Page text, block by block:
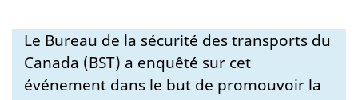
Le Bureau de la sécurité des transports du
Canada (BST) a enquêté sur cet
événement dans le but de promouvoir la